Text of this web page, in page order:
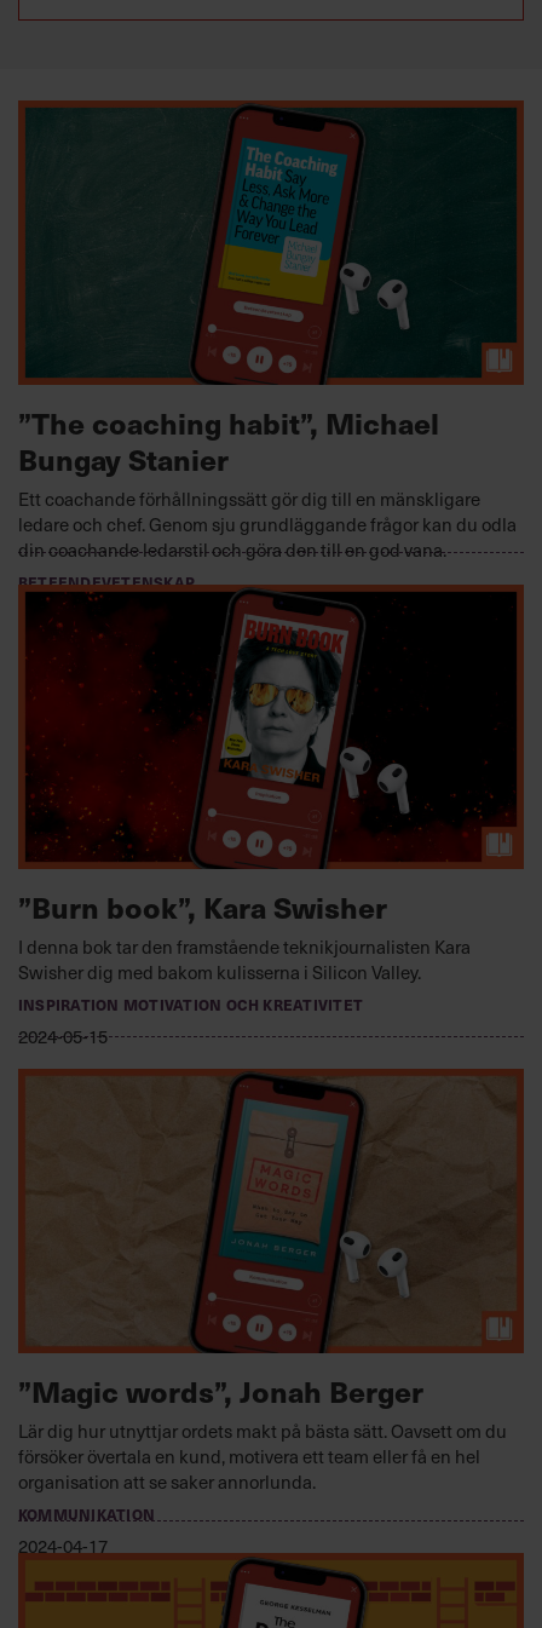
Logga in
Prenumerera
Villkor och policy för
”The coaching habit”, Michael
Bungay Stanier
Ett coachande förhållningssätt gör dig till en mänskligare
ledare och chef. Genom sju grundläggande frågor kan du odla
din coachande ledarstil och göra den till en god vana.
BETEENDEVETENSKAP
2024-06-12
”Burn book”, Kara Swisher
I denna bok tar den framstående teknikjournalisten Kara
Swisher dig med bakom kulisserna i Silicon Valley.
INSPIRATION MOTIVATION OCH KREATIVITET
2024-05-15
”Magic words”, Jonah Berger
Lär dig hur utnyttjar ordets makt på bästa sätt. Oavsett om du
försöker övertala en kund, motivera ett team eller få en hel
organisation att se saker annorlunda.
KOMMUNIKATION
2024-04-17